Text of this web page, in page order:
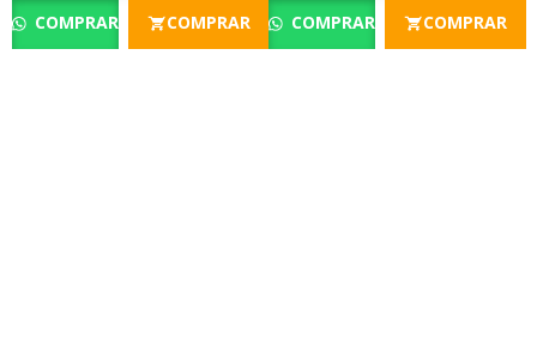
COMPRAR COMPRAR COMPRAR COMPRAR